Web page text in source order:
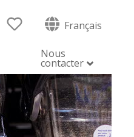
Français
Nous
contacter